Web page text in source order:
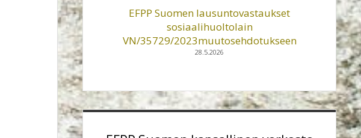
EFPP Suomen lausuntovastaukset
sosiaalihuoltolain
VN/35729/2023muutosehdotukseen
28.5.2026